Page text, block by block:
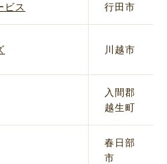
ビス 行田市
川越市
入間郡
越生町
春日部
市